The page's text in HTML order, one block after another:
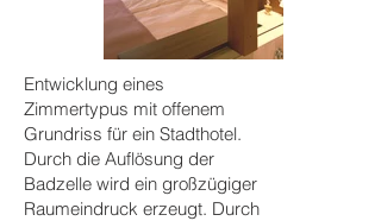
Entwicklung eines
Zimmertypus mit offenem
Grundriss für ein Stadthotel.
Durch die Auflösung der
Badzelle wird ein großzügiger
Raumeindruck erzeugt. Durch